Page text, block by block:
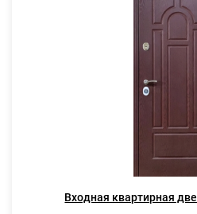
Входная квартирная